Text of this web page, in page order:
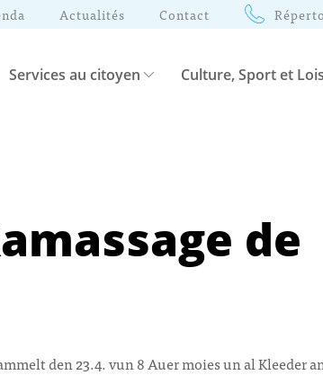
Actualités Contact
Services au citoyen Culture, Sport et
de
den 23.4. vun 8 Auer moies un al Kleeder